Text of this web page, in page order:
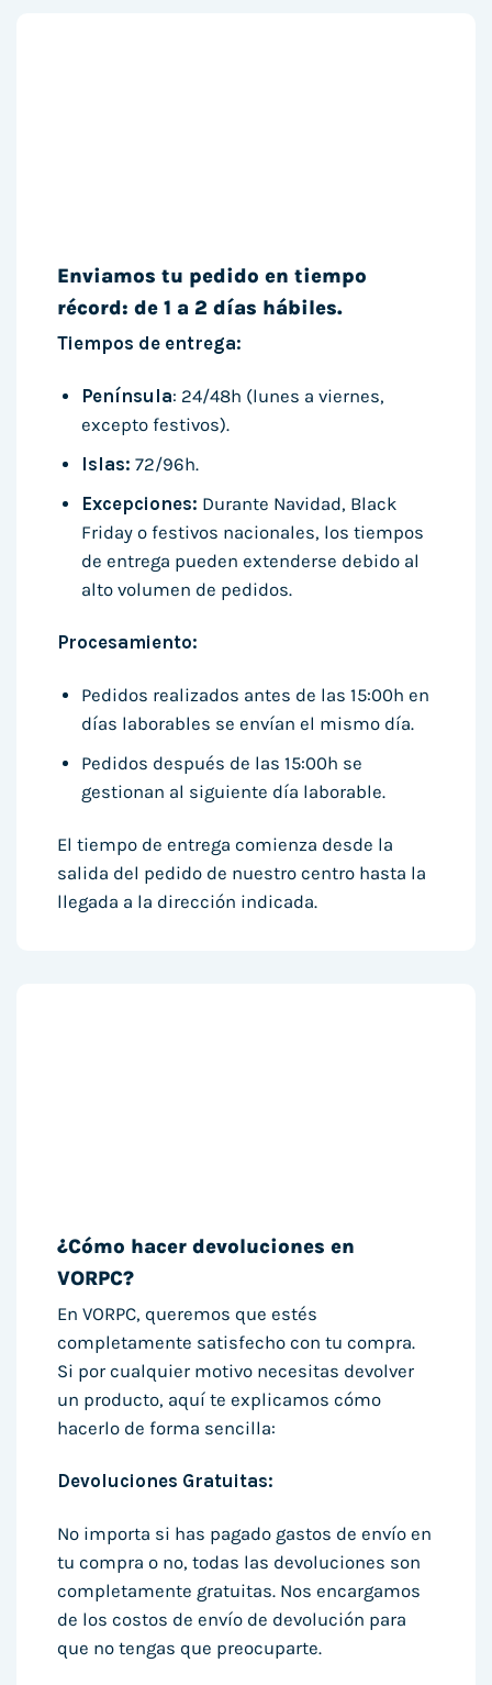
Enviamos tu pedido en tiempo
récord: de 1 a 2 días hábiles.
Tiempos de entrega:
Península: 24/48h (lunes a viernes,
excepto festivos).
Islas: 72/96h.
Excepciones: Durante Navidad, Black
Friday o festivos nacionales, los tiempos
de entrega pueden extenderse debido al
alto volumen de pedidos.
Procesamiento:
Pedidos realizados antes de las 15:00h en
días laborables se envían el mismo día.
Pedidos después de las 15:00h se
gestionan al siguiente día laborable.
El tiempo de entrega comienza desde la
salida del pedido de nuestro centro hasta la
llegada a la dirección indicada.
¿Cómo hacer devoluciones en
VORPC?
En VORPC, queremos que estés
completamente satisfecho con tu compra.
Si por cualquier motivo necesitas devolver
un producto, aquí te explicamos cómo
hacerlo de forma sencilla:
Devoluciones Gratuitas:
No importa si has pagado gastos de envío en
tu compra o no, todas las devoluciones son
completamente gratuitas. Nos encargamos
de los costos de envío de devolución para
que no tengas que preocuparte.